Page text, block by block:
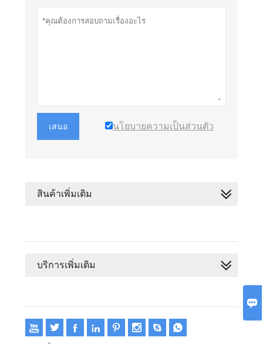

เสนอ นโยบายความเป็นส่วนตัว
สินค้าเพิ่มเติม
บริการเพิ่มเติม
       